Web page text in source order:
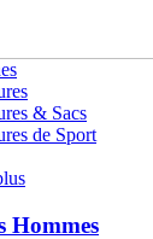
& Sacs
de Sport
Hommes